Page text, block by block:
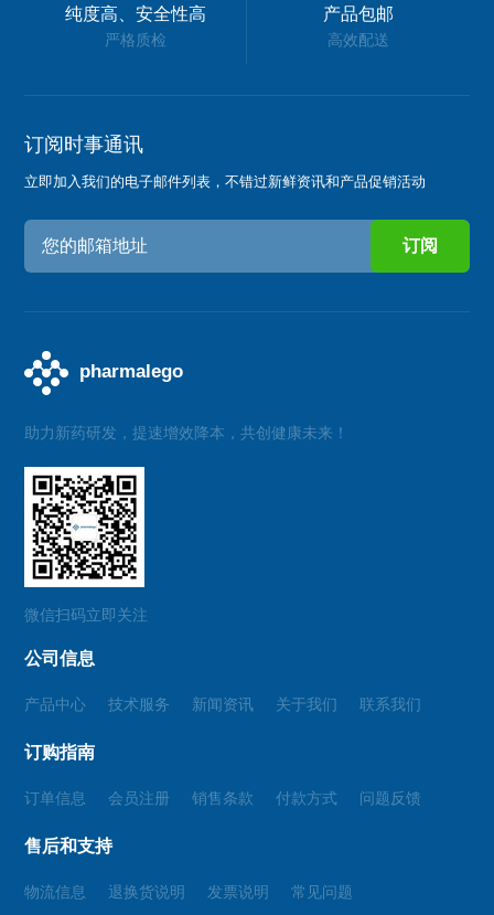
纯度高、安全性高
严格质检
产品包邮
高效配送
订阅时事通讯
立即加入我们的电子邮件列表，不错过新鲜资讯和产品促销活动
助力新药研发，提速增效降本，共创健康未来！
微信扫码立即关注
公司信息
产品中心 技术服务 新闻资讯 关于我们 联系我们
订购指南
订单信息 会员注册 销售条款 付款方式 问题反馈
售后和支持
物流信息 退换货说明 发票说明 常见问题